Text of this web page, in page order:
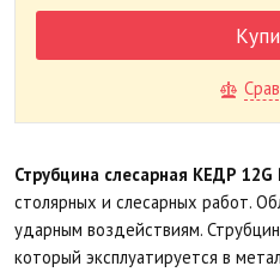
Струбцина слесарная КЕДР 12G
столярных и слесарных работ.
ударным воздействиям.
который эксплуатируется в